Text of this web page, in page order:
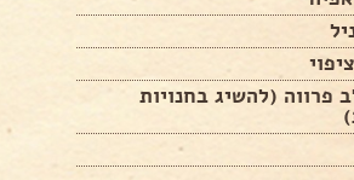
פרווה (להשיג בחנויות